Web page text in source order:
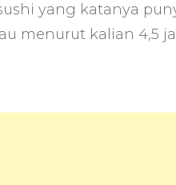
yang katanya
menurut kalian 4,5